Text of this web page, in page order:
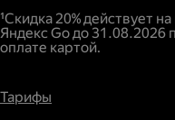
¹Скидка 20% действует
Яндекс Go до 31.08.2026
оплате картой.
Тарифы